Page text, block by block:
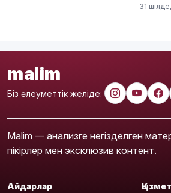
31
malim
Біз әлеуметтік желіде:
Malim — анализге негізделген
пікірлер мен эксклюзив контент.
Айдарлар Қызмет